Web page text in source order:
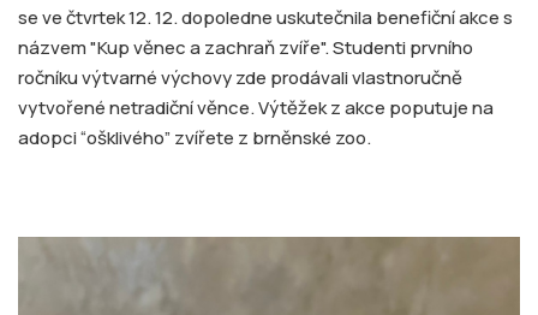
se ve čtvrtek 12. 12. dopoledne uskutečnila benefiční akce s
názvem "Kup věnec a zachraň zvíře". Studenti prvního
ročníku výtvarné výchovy zde prodávali vlastnoručně
vytvořené netradiční věnce. Výtěžek z akce poputuje na
adopci “ošklivého” zvířete z brněnské zoo.